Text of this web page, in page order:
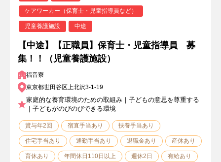
ケアワーカー（保育士・児童指導員など）
児童養護施設 中途
【中途】【正職員】保育士・児童指導員 募
集！！（児童養護施設）
福音寮
東京都世田谷区上北沢3-1-19
家庭的な養育環境のための取組み｜子どもの意思を尊重する
｜子どもがのびのびできる環境
賞与年2回 宿直手当あり 扶養手当あり
住宅手当あり 通勤手当あり 退職金あり 産休あり
育休あり 年間休日110日以上 週休2日 有給あり